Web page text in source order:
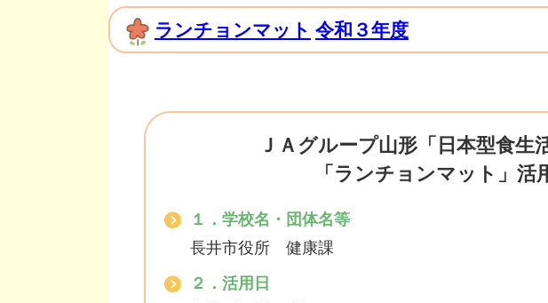
ランチョンマット 令和３年度
ＪＡグループ山形「日本型食生
「ランチョンマット」活
１．学校名・団体名等
長井市役所 健康課
２．活用日